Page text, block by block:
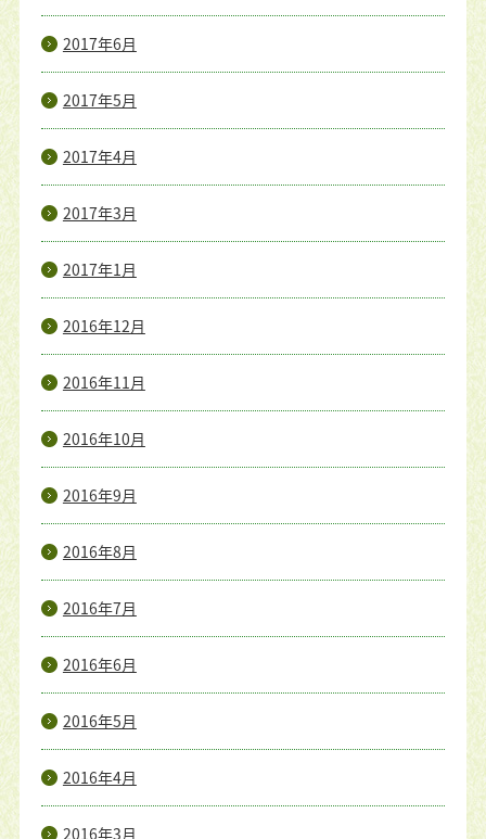
2017年6月
2017年5月
2017年4月
2017年3月
2017年1月
2016年12月
2016年11月
2016年10月
2016年9月
2016年8月
2016年7月
2016年6月
2016年5月
2016年4月
2016年3月